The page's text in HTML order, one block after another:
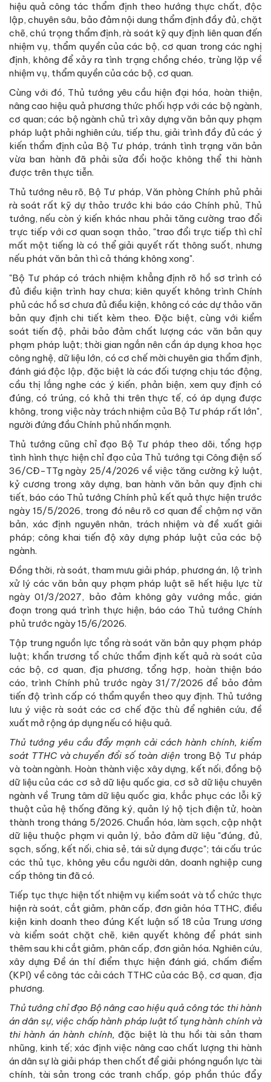
hiệu quả công tác thẩm định theo hướng thực chất, độc
lập, chuyên sâu, bảo đảm nội dung thẩm định đầy đủ, chặt
chẽ, chú trọng thẩm định, rà soát kỹ quy định liên quan đến
nhiệm vụ, thẩm quyền của các bộ, cơ quan trong các nghị
định, không để xảy ra tình trạng chồng chéo, trùng lặp về
nhiệm vụ, thẩm quyền của các bộ, cơ quan.
Cùng với đó, Thủ tướng yêu cầu hiện đại hóa, hoàn thiện,
nâng cao hiệu quả phương thức phối hợp với các bộ ngành,
cơ quan; các bộ ngành chủ trì xây dựng văn bản quy phạm
pháp luật phải nghiên cứu, tiếp thu, giải trình đầy đủ các ý
kiến thẩm định của Bộ Tư pháp, tránh tình trạng văn bản
vừa ban hành đã phải sửa đổi hoặc không thể thi hành
được trên thực tiễn.
Thủ tướng nêu rõ, Bộ Tư pháp, Văn phòng Chính phủ phải
rà soát rất kỹ dự thảo trước khi báo cáo Chính phủ, Thủ
tướng, nếu còn ý kiến khác nhau phải tăng cường trao đổi
trực tiếp với cơ quan soạn thảo, "trao đổi trực tiếp thì chỉ
mất một tiếng là có thể giải quyết rất thông suốt, nhưng
nếu phát văn bản thì cả tháng không xong".
"Bộ Tư pháp có trách nhiệm khẳng định rõ hồ sơ trình có
đủ điều kiện trình hay chưa; kiên quyết không trình Chính
phủ các hồ sơ chưa đủ điều kiện, không có các dự thảo văn
bản quy định chi tiết kèm theo. Đặc biệt, cùng với kiểm
soát tiến độ, phải bảo đảm chất lượng các văn bản quy
phạm pháp luật; thời gian ngắn nên cần áp dụng khoa học
công nghệ, dữ liệu lớn, có cơ chế mời chuyên gia thẩm định,
đánh giá độc lập, đặc biệt là các đối tượng chịu tác động,
cầu thị lắng nghe các ý kiến, phản biện, xem quy định có
đúng, có trúng, có khả thi trên thực tế, có áp dụng được
không, trong việc này trách nhiệm của Bộ Tư pháp rất lớn",
người đứng đầu Chính phủ nhấn mạnh.
Thủ tướng cũng chỉ đạo Bộ Tư pháp theo dõi, tổng hợp
tình hình thực hiện chỉ đạo của Thủ tướng tại Công điện số
36/CĐ-TTg ngày 25/4/2026 về việc tăng cường kỷ luật,
kỷ cương trong xây dựng, ban hành văn bản quy định chi
tiết, báo cáo Thủ tướng Chính phủ kết quả thực hiện trước
ngày 15/5/2026, trong đó nêu rõ cơ quan để chậm nợ văn
bản, xác định nguyên nhân, trách nhiệm và đề xuất giải
pháp; công khai tiến độ xây dựng pháp luật của các bộ
ngành.
Đồng thời, rà soát, tham mưu giải pháp, phương án, lộ trình
xử lý các văn bản quy phạm pháp luật sẽ hết hiệu lực từ
ngày 01/3/2027, bảo đảm không gây vướng mắc, gián
đoạn trong quá trình thực hiện, báo cáo Thủ tướng Chính
phủ trước ngày 15/6/2026.
Tập trung nguồn lực tổng rà soát văn bản quy phạm pháp
luật; khẩn trương tổ chức thẩm định kết quả rà soát của
các bộ, cơ quan, địa phương, tổng hợp, hoàn thiện báo
cáo, trình Chính phủ trước ngày 31/7/2026 để bảo đảm
tiến độ trình cấp có thẩm quyền theo quy định. Thủ tướng
lưu ý việc rà soát các cơ chế đặc thù để nghiên cứu, đề
xuất mở rộng áp dụng nếu có hiệu quả.
Thủ tướng yêu cầu đẩy mạnh cải cách hành chính, kiểm
soát TTHC và chuyển đổi số toàn diện trong Bộ Tư pháp
và toàn ngành. Hoàn thành việc xây dựng, kết nối, đồng bộ
dữ liệu của các cơ sở dữ liệu quốc gia, cơ sở dữ liệu chuyên
ngành về Trung tâm dữ liệu quốc gia, khắc phục các lỗi kỹ
thuật của hệ thống đăng ký, quản lý hộ tịch điện tử, hoàn
thành trong tháng 5/2026. Chuẩn hóa, làm sạch, cập nhật
dữ liệu thuộc phạm vi quản lý, bảo đảm dữ liệu "đúng, đủ,
sạch, sống, kết nối, chia sẻ, tái sử dụng được"; tái cấu trúc
các thủ tục, không yêu cầu người dân, doanh nghiệp cung
cấp thông tin đã có.
Tiếp tục thực hiện tốt nhiệm vụ kiểm soát và tổ chức thực
hiện rà soát, cắt giảm, phân cấp, đơn giản hóa TTHC, điều
kiện kinh doanh theo đúng Kết luận số 18 của Trung ương
và kiểm soát chặt chẽ, kiên quyết không để phát sinh
thêm sau khi cắt giảm, phân cấp, đơn giản hóa. Nghiên cứu,
xây dựng Đề án thí điểm thực hiện đánh giá, chấm điểm
(KPI) về công tác cải cách TTHC của các Bộ, cơ quan, địa
phương.
Thủ tướng chỉ đạo Bộ nâng cao hiệu quả công tác thi hành
án dân sự, việc chấp hành pháp luật tố tụng hành chính và
thi hành án hành chính, đặc biệt là thu hồi tài sản tham
nhũng, kinh tế; xác định việc nâng cao chất lượng thi hành
án dân sự là giải pháp then chốt để giải phóng nguồn lực tài
chính, tài sản trong các tranh chấp, góp phần thúc đẩy